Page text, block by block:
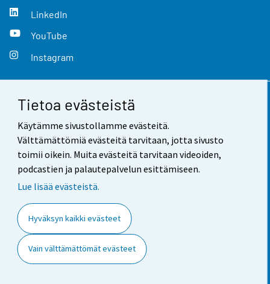
Tietoa evästeistä
Käytämme sivustollamme evästeitä.
Välttämättömiä evästeitä tarvitaan, jotta sivusto
toimii oikein. Muita evästeitä tarvitaan videoiden,
podcastien ja palautepalvelun esittämiseen.
Lue lisää evästeistä.
Hyväksyn kaikki evästeet
Vain välttämättömät evästeet
LinkedIn
YouTube
Instagram
Yhteystiedot
Palaute
Käyttöehdot
Saavutettavuus
Tietoa sivustosta
Evästeasetukset